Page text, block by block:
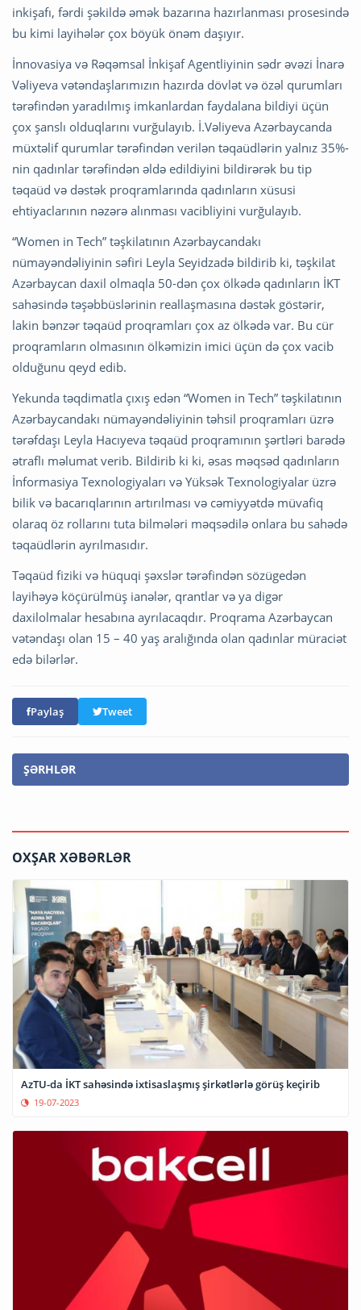
inkişafı, fərdi şəkildə əmək bazarına hazırlanması prosesində
bu kimi layihələr çox böyük önəm daşıyır.
İnnovasiya və Rəqəmsal İnkişaf Agentliyinin sədr əvəzi İnarə
Vəliyeva vətəndaşlarımızın hazırda dövlət və özəl qurumları
tərəfindən yaradılmış imkanlardan faydalana bildiyi üçün
çox şanslı olduqlarını vurğulayıb. İ.Vəliyeva Azərbaycanda
müxtəlif qurumlar tərəfindən verilən təqaüdlərin yalnız 35%-
nin qadınlar tərəfindən əldə edildiyini bildirərək bu tip
təqaüd və dəstək proqramlarında qadınların xüsusi
ehtiyaclarının nəzərə alınması vacibliyini vurğulayıb.
“Women in Tech” təşkilatının Azərbaycandakı
nümayəndəliyinin səfiri Leyla Seyidzadə bildirib ki, təşkilat
Azərbaycan daxil olmaqla 50-dən çox ölkədə qadınların İKT
sahəsində təşəbbüslərinin reallaşmasına dəstək göstərir,
lakin bənzər təqaüd proqramları çox az ölkədə var. Bu cür
proqramların olmasının ölkəmizin imici üçün də çox vacib
olduğunu qeyd edib.
Yekunda təqdimatla çıxış edən “Women in Tech” təşkilatının
Azərbaycandakı nümayəndəliyinin təhsil proqramları üzrə
tərəfdaşı Leyla Hacıyeva təqaüd proqramının şərtləri barədə
ətraflı məlumat verib. Bildirib ki ki, əsas məqsəd qadınların
İnformasiya Texnologiyaları və Yüksək Texnologiyalar üzrə
bilik və bacarıqlarının artırılması və cəmiyyətdə müvafiq
olaraq öz rollarını tuta bilmələri məqsədilə onlara bu sahədə
təqaüdlərin ayrılmasıdır.
Təqaüd fiziki və hüquqi şəxslər tərəfindən sözügedən
layihəyə köçürülmüş ianələr, qrantlar və ya digər
daxilolmalar hesabına ayrılacaqdır. Proqrama Azərbaycan
vətəndaşı olan 15 – 40 yaş aralığında olan qadınlar müraciət
edə bilərlər.
Paylaş Tweet
ŞƏRHLƏR
OXŞAR XƏBƏRLƏR
AzTU-da İKT sahəsində ixtisaslaşmış şirkətlərlə görüş keçirib
19-07-2023